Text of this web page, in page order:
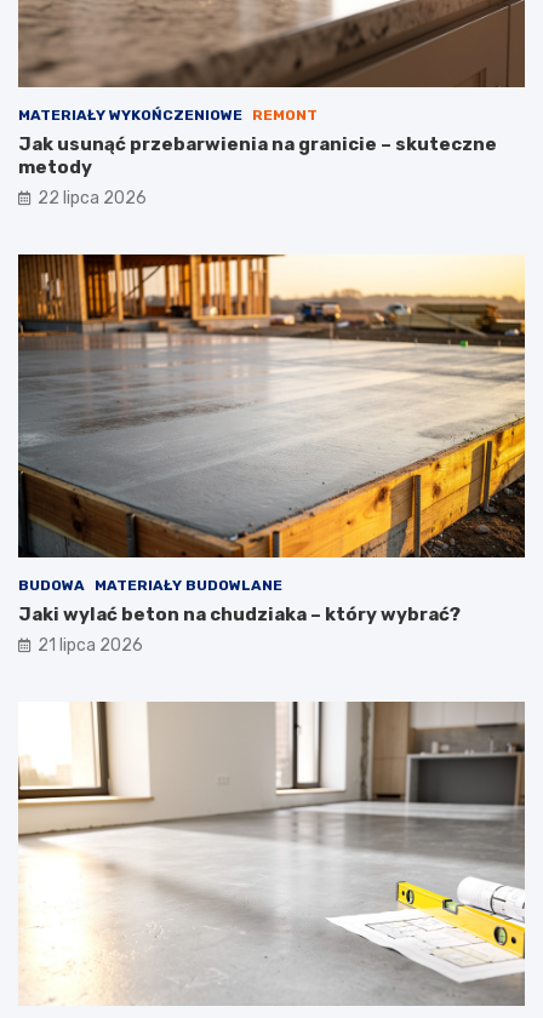
MATERIAŁY WYKOŃCZENIOWE REMONT
Jak usunąć przebarwienia na granicie – skuteczne
metody
22 lipca 2026
BUDOWA MATERIAŁY BUDOWLANE
Jaki wylać beton na chudziaka – który wybrać?
21 lipca 2026